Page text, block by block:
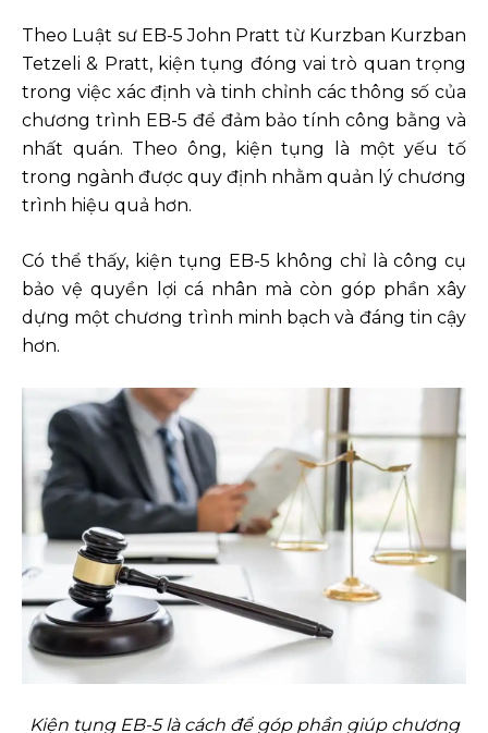
Theo Luật sư EB-5 John Pratt từ Kurzban Kurzban
Tetzeli & Pratt, kiện tụng đóng vai trò quan trọng
trong việc xác định và tinh chỉnh các thông số của
chương trình EB-5 để đảm bảo tính công bằng và
nhất quán. Theo ông, kiện tụng là một yếu tố
trong ngành được quy định nhằm quản lý chương
trình hiệu quả hơn.
Có thể thấy, kiện tụng EB-5 không chỉ là công cụ
bảo vệ quyền lợi cá nhân mà còn góp phần xây
dựng một chương trình minh bạch và đáng tin cậy
hơn.
Kiện tụng EB-5 là cách để góp phần giúp chương